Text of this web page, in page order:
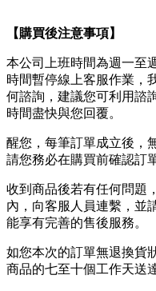
【購買後注意事項】
本公司上班時間為週一至
時間暫停線上客服作業，
何諮詢，建議您可利用諮
時間盡快與您回覆。
醒您，每筆訂單成立後，
請您務必在購買前確認訂
收到商品後若有任何問題
內，向客服人員連繫，並
能享有完善的售後服務。
如您本次的訂單無退換貨
商品的七至十個工作天送